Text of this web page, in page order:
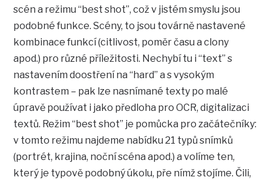
scén a režimu “best shot”, což v jistém smyslu jsou
podobné funkce. Scény, to jsou továrně nastavené
kombinace funkcí (citlivost, poměr času a clony
apod.) pro různé příležitosti. Nechybí tu i “text” s
nastavením doostření na “hard” a s vysokým
kontrastem – pak lze nasnímané texty po malé
úpravě používat i jako předloha pro OCR, digitalizaci
textů. Režim “best shot” je pomůcka pro začátečníky:
v tomto režimu najdeme nabídku 21 typů snímků
(portrét, krajina, noční scéna apod.) a volíme ten,
který je typově podobný úkolu, pře nímž stojíme. Čili,